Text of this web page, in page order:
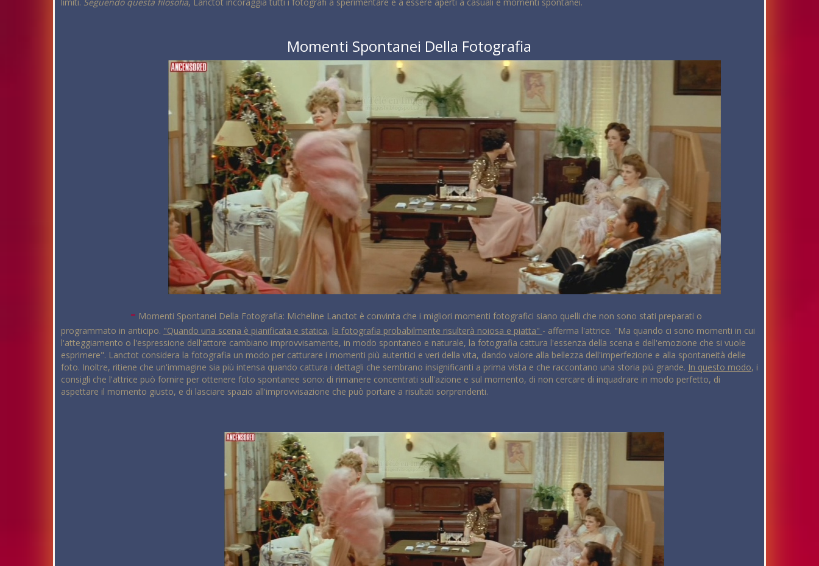
Momenti Spontanei Della Fotografia
- Momenti Spontanei Della Fotografia: Micheline Lanctot è convinta che i migliori momenti fotografici siano quelli che non sono stati preparati o
programmato in anticipo. "Quando una scena è pianificata e statica, la fotografia probabilmente risulterà noiosa e piatta" - afferma l'attrice. "Ma quando ci sono momenti in cui
l'atteggiamento o l'espressione dell'attore cambiano improvvisamente, in modo spontaneo e naturale, la fotografia cattura l'essenza della scena e dell'emozione che si vuole
esprimere". Lanctot considera la fotografia un modo per catturare i momenti più autentici e veri della vita, dando valore alla bellezza dell'imperfezione e alla spontaneità delle
foto. Inoltre, ritiene che un'immagine sia più intensa quando cattura i dettagli che sembrano insignificanti a prima vista e che raccontano una storia più grande. In questo modo, i
consigli che l'attrice può fornire per ottenere foto spontanee sono: di rimanere concentrati sull'azione e sul momento, di non cercare di inquadrare in modo perfetto, di
aspettare il momento giusto, e di lasciare spazio all'improvvisazione che può portare a risultati sorprendenti.